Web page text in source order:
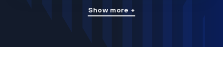
Show more +